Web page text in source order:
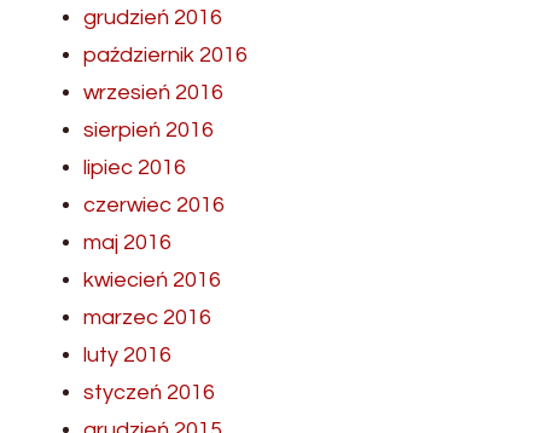
grudzień 2016
październik 2016
wrzesień 2016
sierpień 2016
lipiec 2016
czerwiec 2016
maj 2016
kwiecień 2016
marzec 2016
luty 2016
styczeń 2016